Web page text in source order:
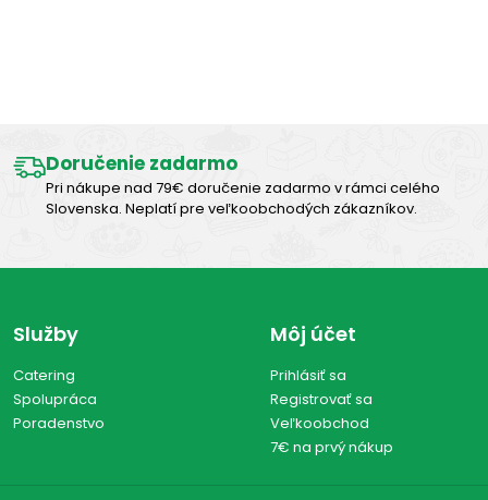
Údené(1)
Doručenie zadarmo
Pri nákupe nad 79€ doručenie zadarmo v rámci celého
Slovenska. Neplatí pre veľkoobchodých zákazníkov.
Služby
Catering
Spolupráca
Poradenstvo
Môj účet
Prihlásiť sa
Registrovať sa
Veľkoobchod
7€ na prvý nákup